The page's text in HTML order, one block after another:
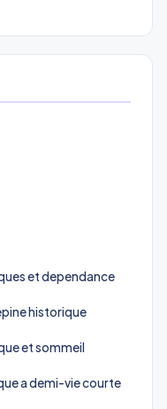
et dependance
historique
et sommeil
a demi-vie courte